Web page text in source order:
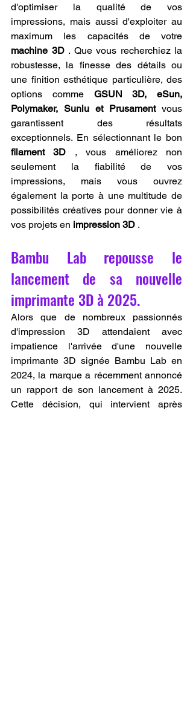
d'optimiser la qualité de vos
impressions, mais aussi d'exploiter au
machine 3D . Que vous recherchiez la
robustesse, la finesse des détails ou
une finition esthétique particulière, des
options comme GSUN 3D, eSun,
Polymaker, Sunlu et Prusament vous
garantissent des résultats
filament 3D , vous améliorez non
seulement la fiabilité de vos
impressions, mais vous ouvrez
également la porte à une multitude de
possibilités créatives pour donner vie à
vos projets en impression 3D .
Bambu Lab repousse le
lancement de sa nouvelle
imprimante 3D à 2025.
Alors que de nombreux passionnés
d'impression 3D attendaient avec
impatience l'arrivée d'une nouvelle
imprimante 3D signée Bambu Lab en
2024, la marque a récemment annoncé
un rapport de son lancement à 2025.
Cette décision, qui intervient après